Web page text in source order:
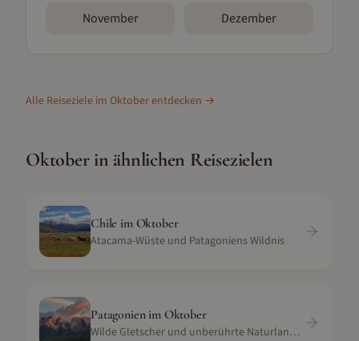
November Dezember
Alle Reiseziele im Oktoberentdecken →
Oktoberin ähnlichen Reisezielen
Chile im Oktober
Atacama-Wüste und Patagoniens Wildnis
Patagonienim Oktober
Wilde Gletscher und unberührte Naturlandschaft